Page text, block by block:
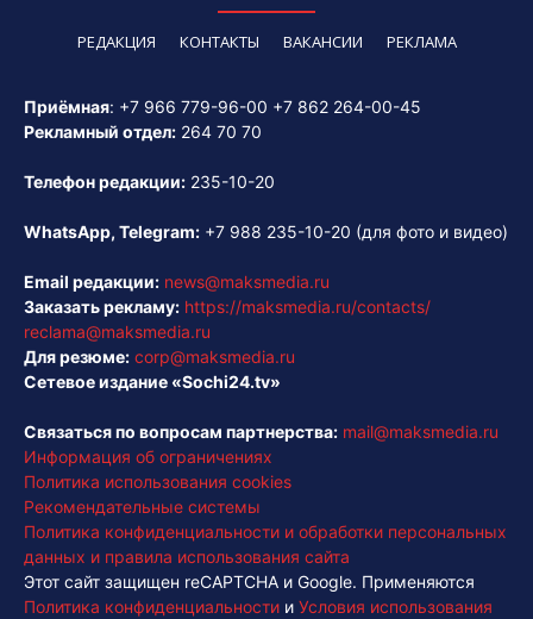
РЕДАКЦИЯ КОНТАКТЫ ВАКАНСИИ РЕКЛАМА
Приёмная: +7 966 779-96-00 +7 862 264-00-45
Рекламный отдел: 264 70 70
Телефон редакции: 235-10-20
WhatsApp, Telegram: +7 988 235-10-20 (для фото и видео)
Email редакции: news@maksmedia.ru
Заказать рекламу: https://maksmedia.ru/contacts/
reclama@maksmedia.ru
Для резюме: corp@maksmedia.ru
Сетевое издание «Sochi24.tv»
Связаться по вопросам партнерства: mail@maksmedia.ru
Информация об ограничениях
Политика использования cookies
Рекомендательные системы
Политика конфиденциальности и обработки персональных
данных и правила использования сайта
Этот сайт защищен reCAPTCHA и Google. Применяются
Политика конфиденциальности и Условия использования